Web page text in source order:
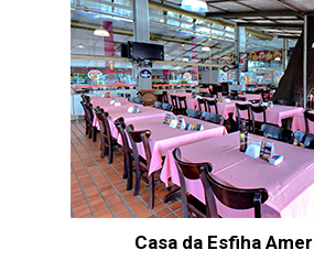
Casa da Esfiha